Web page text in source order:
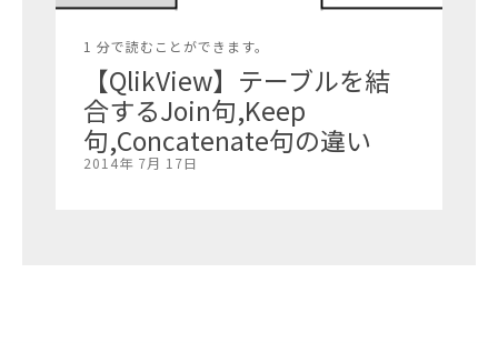
1 分で読むことができます。
【QlikView】テーブルを結
合するJoin句,Keep
句,Concatenate句の違い
2014年 7月 17日